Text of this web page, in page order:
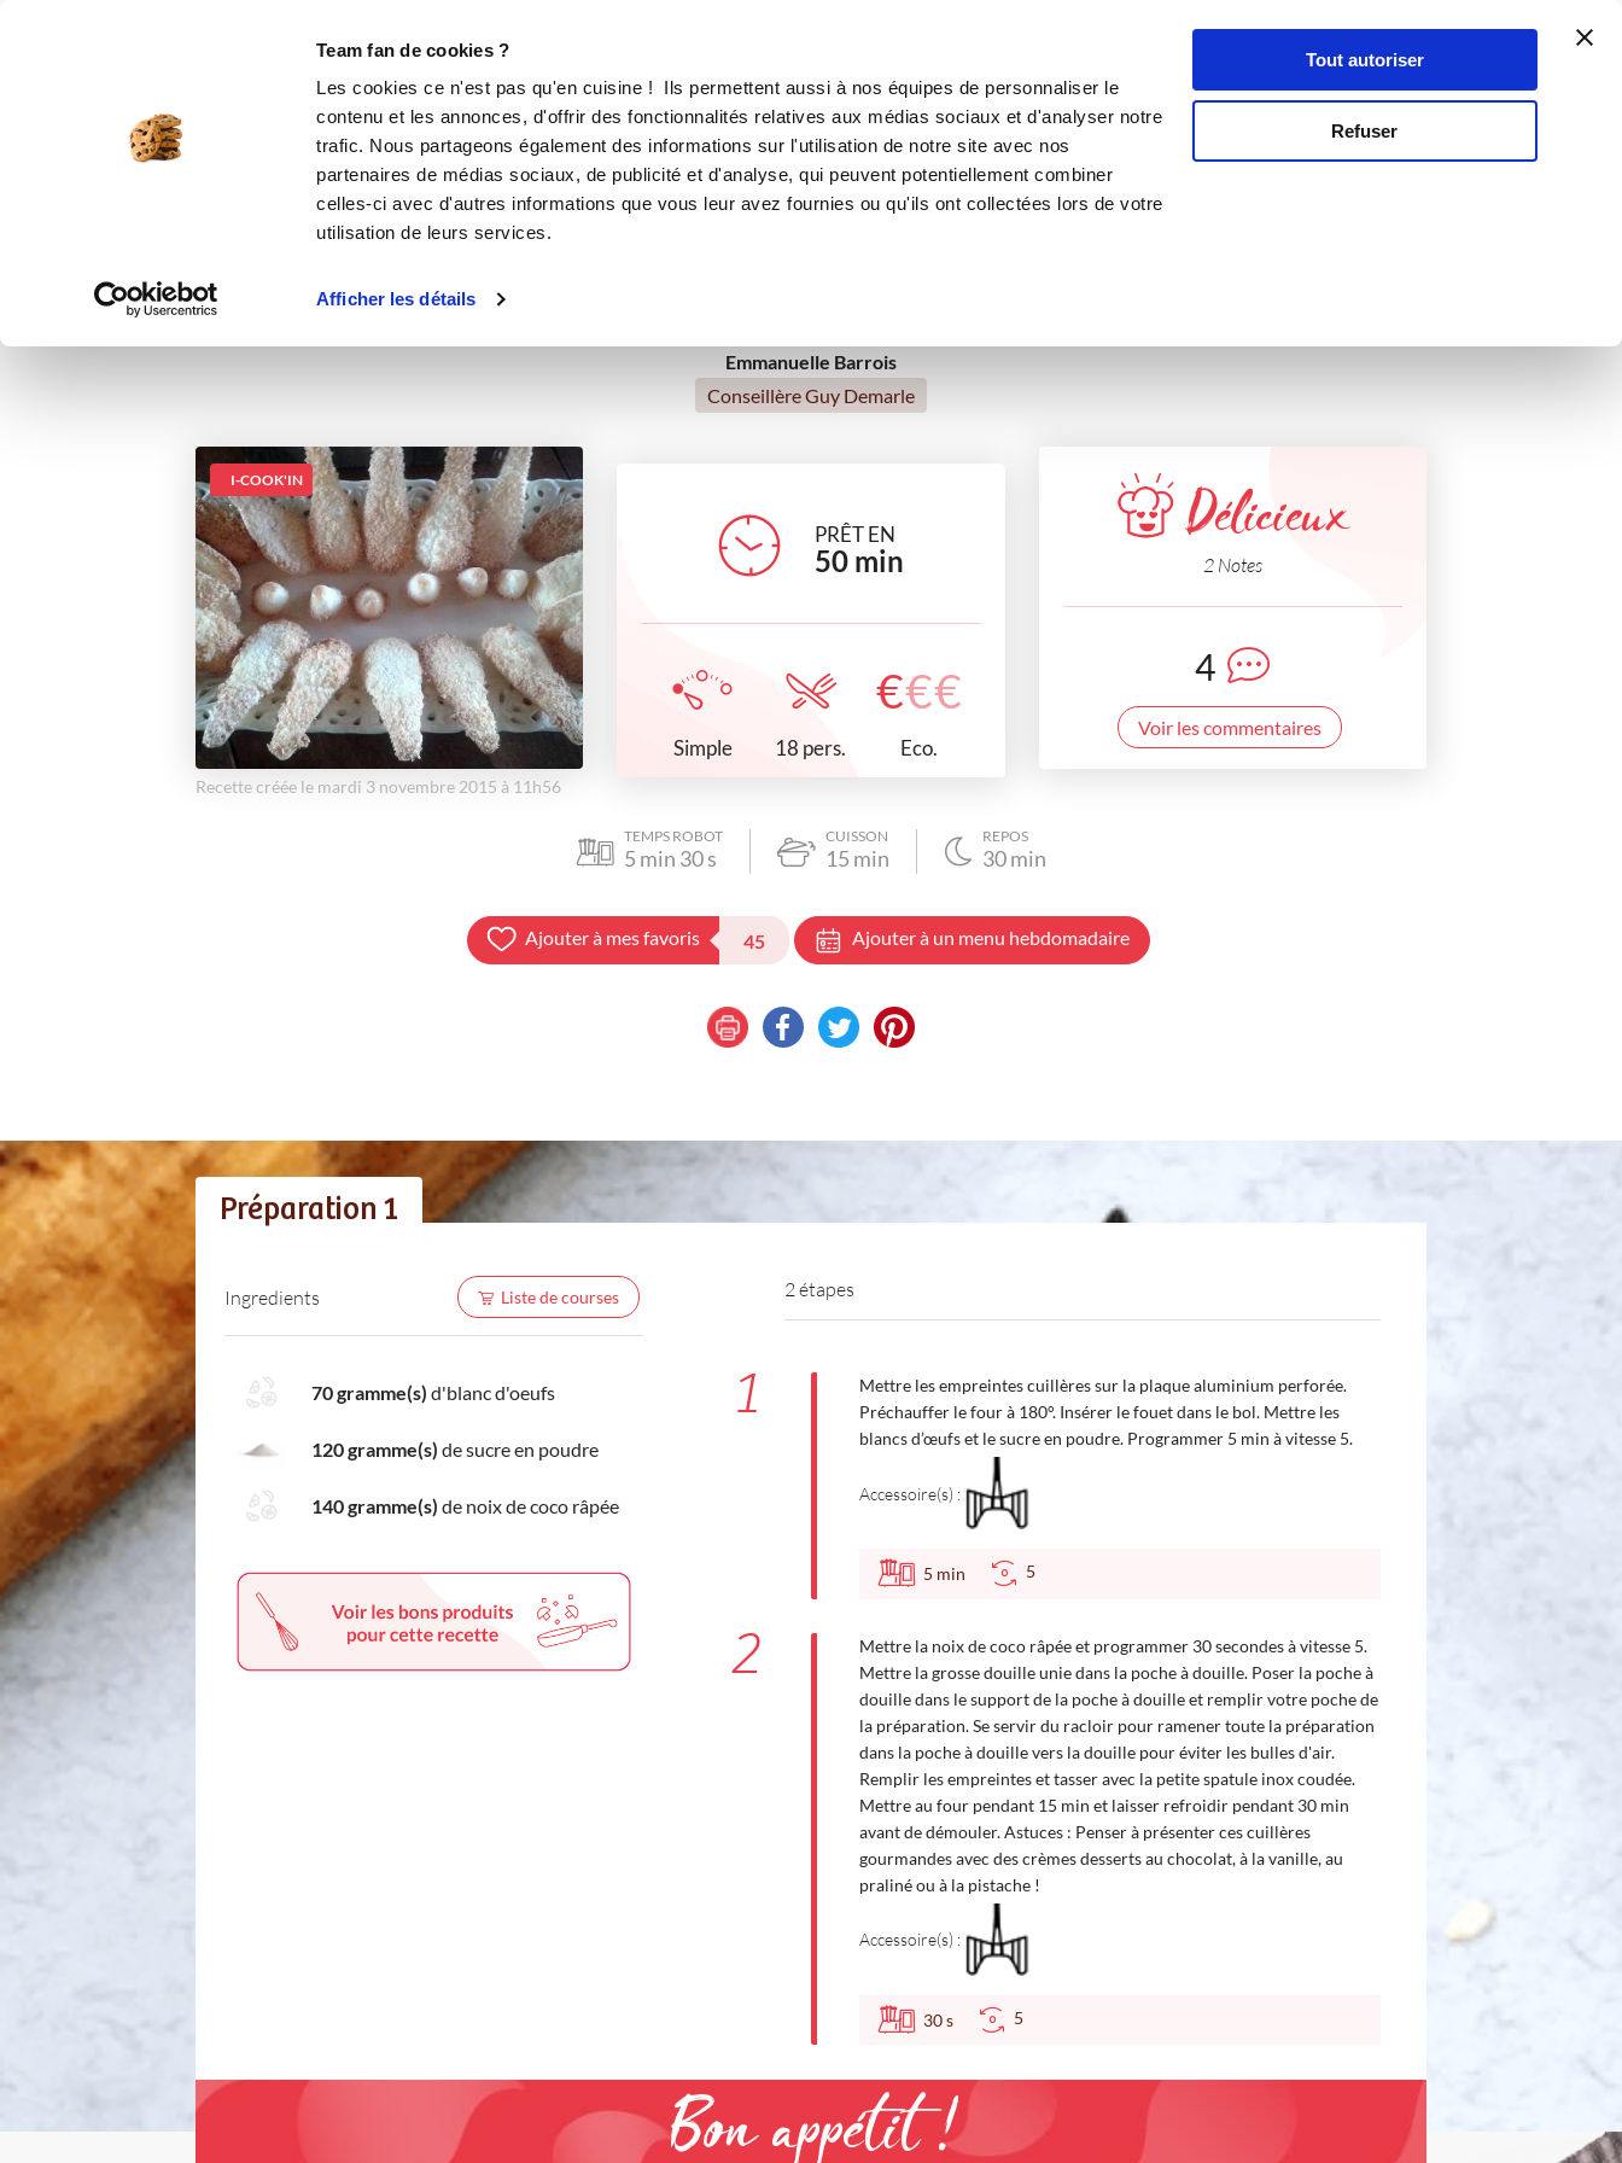
Team fan de cookies ?
Les cookies ce n'est pas qu'en cuisine ! Ils permettent aussi à nos équipes de personnaliser le
contenu et les annonces, d'offrir des fonctionnalités relatives aux médias sociaux et d'analyser notre
trafic. Nous partageons également des informations sur l'utilisation de notre site avec nos
partenaires de médias sociaux, de publicité et d'analyse, qui peuvent potentiellement combiner
celles-ci avec d'autres informations que vous leur avez fournies ou qu'ils ont collectées lors de votre
utilisation de leurs services.
Afficher les détails
Tout autoriser
Refuser
Se connecter
cuillères coco dans le moule cuillères FP 2127
desserts Saint-Valentin Tea time Petits gourmands Pour recevoir
Recettes de grand-mère
Emmanuelle Barrois
Conseillère Guy Demarle
I-COOK'IN
Recette créée le mardi 3 novembre 2015 à 11h56
PRÊT EN
50 min
Simple 18 pers.
€€€
Eco.
Délicieux
2 Notes
4
Voir les commentaires
TEMPS ROBOT
5 min 30s
CUISSON
15 min
REPOS
30min
Ajouter à mes favoris 45 Ajouter à un menu hebdomadaire
Préparation 1
Ingredients Liste de courses
70 gramme(s) d'blanc d'oeufs
120 gramme(s) de sucre en poudre
140 gramme(s) de noix de coco râpée
2 étapes
1
Mettre les empreintes cuillères sur la plaque aluminium perforée.
Préchauffer le four à 180°. Insérer le fouet dans le bol. Mettre les
blancs d’œufs et le sucre en poudre. Programmer 5 min à vitesse 5.
Accessoire(s) :
5 min 5
2
Mettre la noix de coco râpée et programmer 30 secondes à vitesse 5.
Mettre la grosse douille unie dans la poche à douille. Poser la poche à
douille dans le support de la poche à douille et remplir votre poche de
la préparation. Se servir du racloir pour ramener toute la préparation
dans la poche à douille vers la douille pour éviter les bulles d'air.
Remplir les empreintes et tasser avec la petite spatule inox coudée.
Mettre au four pendant 15 min et laisser refroidir pendant 30 min
avant de démouler. Astuces : Penser à présenter ces cuillères
gourmandes avec des crèmes desserts au chocolat, à la vanille, au
praliné ou à la pistache !
Accessoire(s) :
30s 5
Bon appétit !